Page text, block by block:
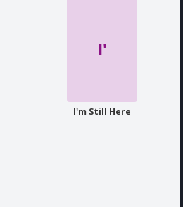
I'
I'm Still Here